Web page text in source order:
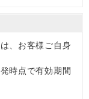
、お客様ご自身
時点で有効期間